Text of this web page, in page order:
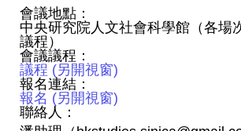
會議地點：
中央研究院人文社會科學館（各場
議程）
會議議程：
議程 (另開視窗)
報名連結：
報名 (另開視窗)
聯絡人：